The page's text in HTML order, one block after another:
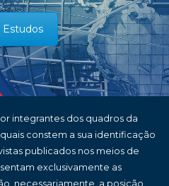
Estudos
integrantes dos quadros da
constem a sua identificação
publicados nos meios de
exclusivamente as
necessariamente, a posição